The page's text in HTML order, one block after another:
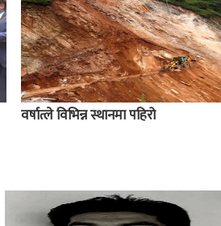
वर्षात्ले विभिन्न स्थानमा पहिरो